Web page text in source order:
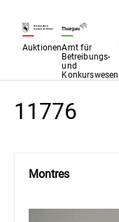
AuktionenAmt für
Betreibungs-
und
Konkurswesen
11776
Montres